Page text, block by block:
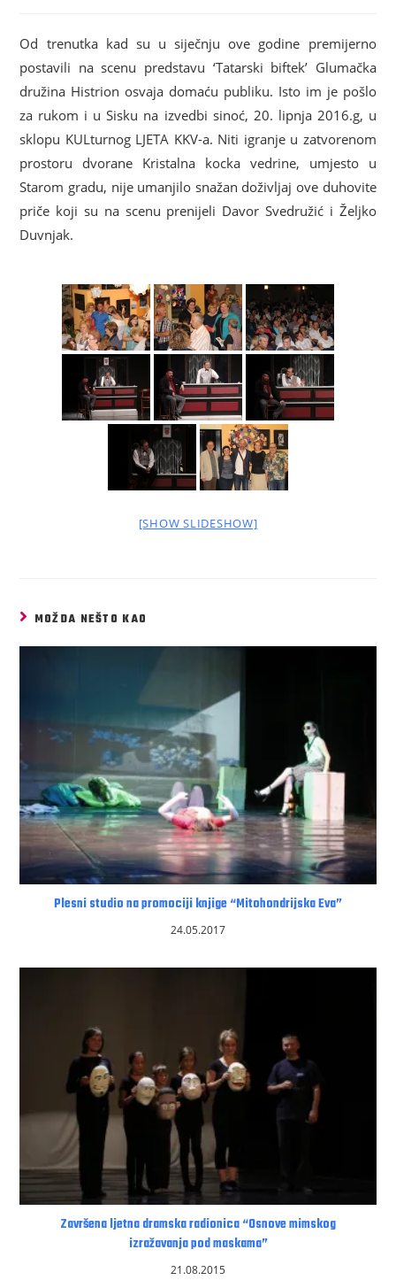
Od trenutka kad su u siječnju ove godine premijerno
postavili na scenu predstavu ‘Tatarski biftek’ Glumačka
družina Histrion osvaja domaću publiku. Isto im je pošlo
za rukom i u Sisku na izvedbi sinoć, 20. lipnja 2016.g, u
sklopu KULturnog LJETA KKV-a. Niti igranje u zatvorenom
prostoru dvorane Kristalna kocka vedrine, umjesto u
Starom gradu, nije umanjilo snažan doživljaj ove duhovite
priče koji su na scenu prenijeli Davor Svedružić i Željko
Duvnjak.
[SHOW SLIDESHOW]
MOŽDA NEŠTO KAO
Plesni studio na promociji knjige “Mitohondrijska Eva”
24.05.2017
Završena ljetna dramska radionica “Osnove mimskog
izražavanja pod maskama”
21.08.2015